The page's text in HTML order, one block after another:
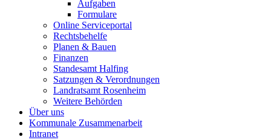
Aufgaben
Formulare
Online Serviceportal
Rechtsbehelfe
Planen & Bauen
Finanzen
Standesamt Halfing
Satzungen & Verordnungen
Landratsamt Rosenheim
Weitere Behörden
Über uns
Kommunale Zusammenarbeit
Intranet